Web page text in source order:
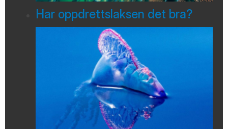
Har oppdrettslaksen det bra?